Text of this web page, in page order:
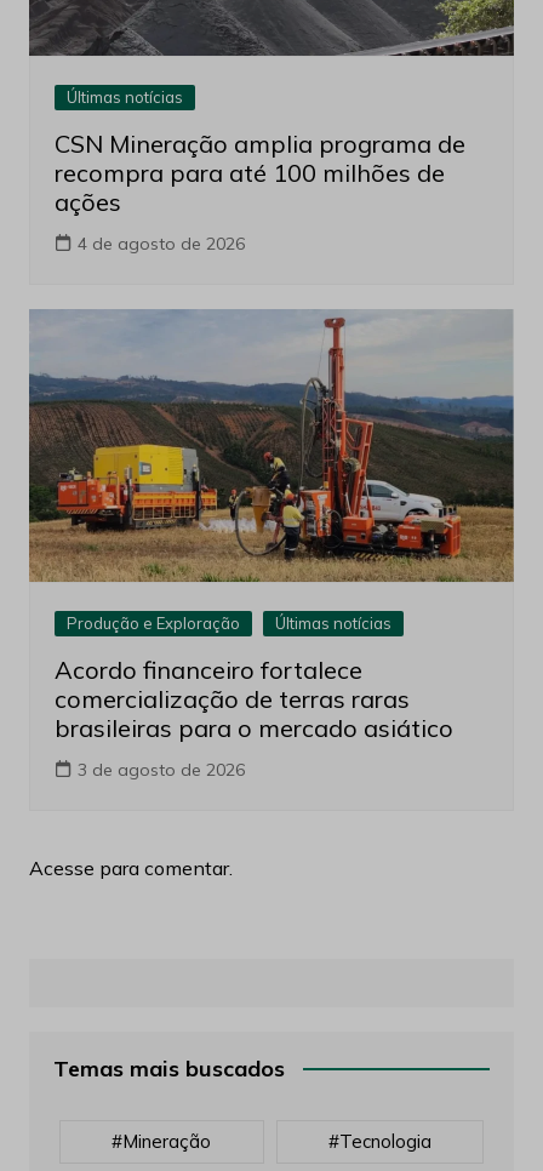
Últimas notícias
CSN Mineração amplia programa de
recompra para até 100 milhões de
ações
4 de agosto de 2026
Produção e Exploração Últimas notícias
Acordo financeiro fortalece
comercialização de terras raras
brasileiras para o mercado asiático
3 de agosto de 2026
Acesse para comentar.
Temas mais buscados
#mineração #tecnologia